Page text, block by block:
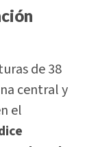
de 38
central y
el